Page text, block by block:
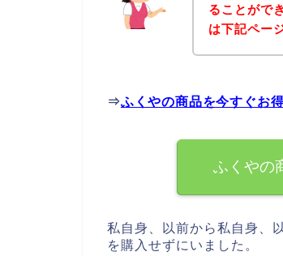
ることがで
は下記ペー
⇒ふくやの商品を今すぐお
ふくやの
私自身、以前から私自身、
を購入せずにいました。